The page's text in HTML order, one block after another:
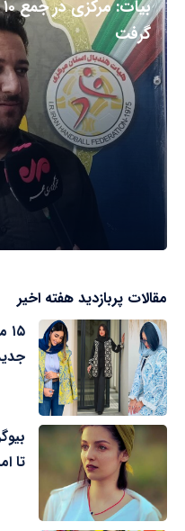
گرفت
مقالات پربازدید هفته اخیر
تا